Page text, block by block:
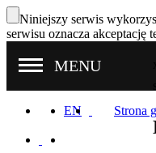
Niniejszy serwis
serwisu oznacza akceptację
MENU
EN Strona